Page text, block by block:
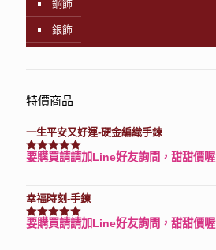
鋼飾
銀飾
特價商品
一生平安又好運-硬金編織手鍊
評分7740滿分 5
要購買請請加Line好友詢問，甜甜價喔
幸福時刻-手鍊
評分3150滿分 5
要購買請請加Line好友詢問，甜甜價喔